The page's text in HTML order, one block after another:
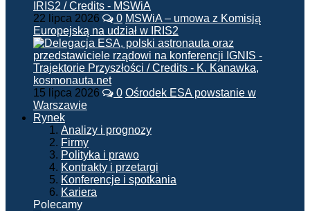
22 lipca 2026 0 MSWiA – umowa z Komisją
Europejską na udział w IRIS2
15 lipca 2026 0 Ośrodek ESA powstanie w
Warszawie
Rynek
Analizy i prognozy
Firmy
Polityka i prawo
Kontrakty i przetargi
Konferencje i spotkania
Kariera
Polecamy